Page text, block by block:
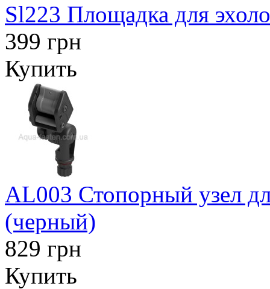
Sl223 Площадка для
399 грн
Купить
AL003 Стопорный узел
(черный)
829 грн
Купить